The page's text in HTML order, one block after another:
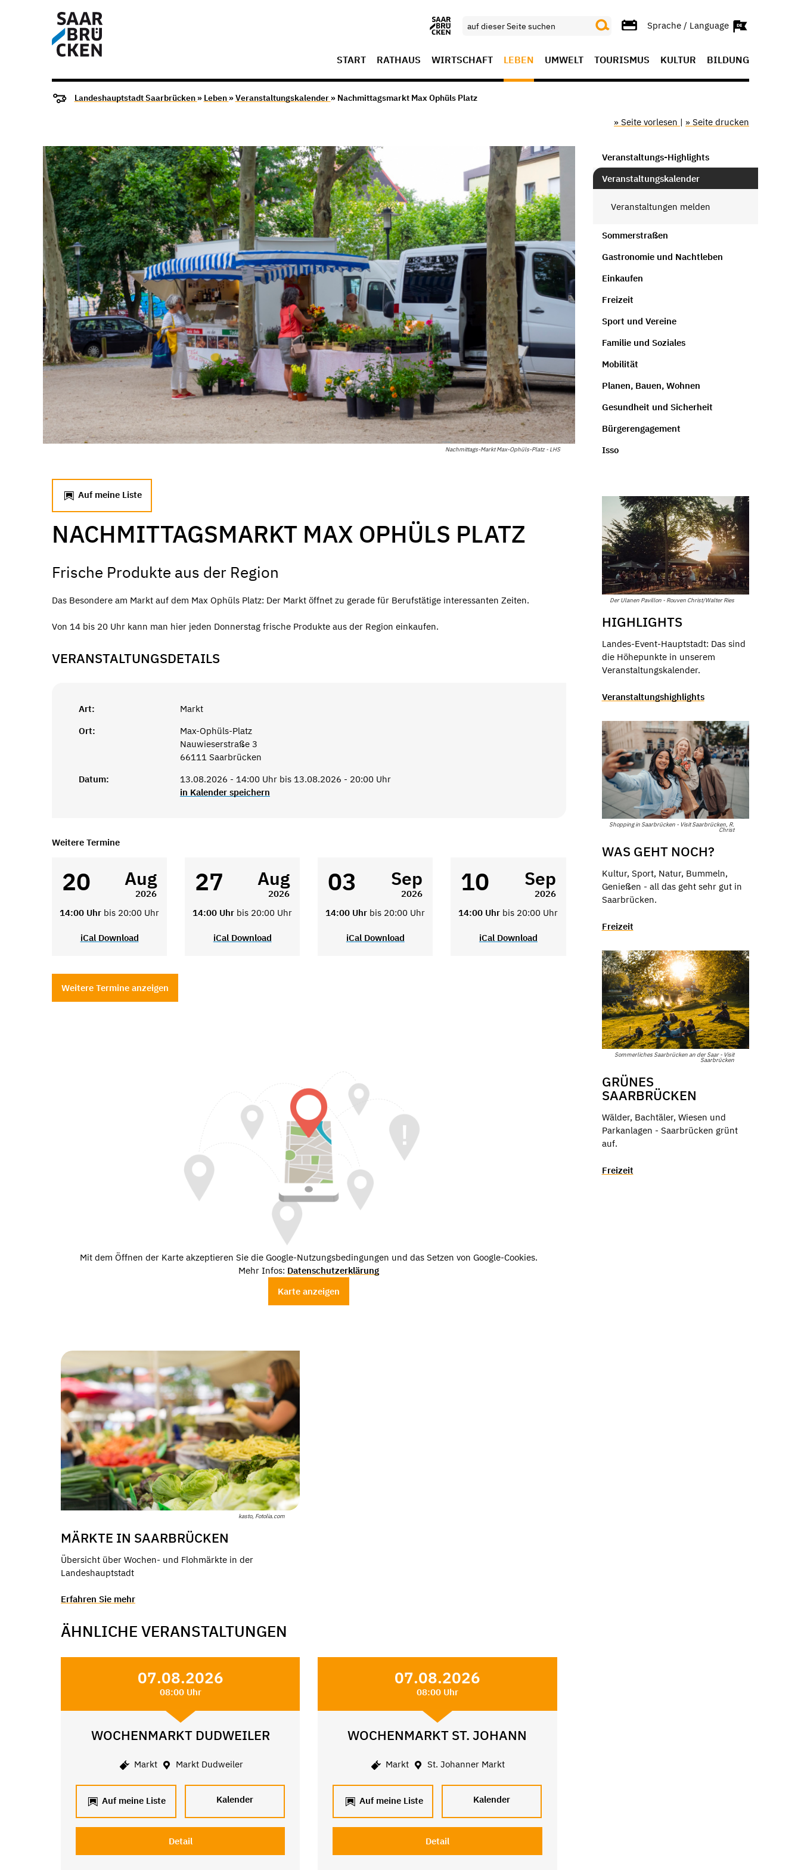
Sprache / Language
START RATHAUS WIRTSCHAFT LEBEN UMWELT TOURISMUS KULTUR BILDUNG
Landeshauptstadt Saarbrücken » Leben »Veranstaltungskalender » Nachmittagsmarkt Max Ophüls Platz
» Seite vorlesen | » Seite drucken
Nachmittags-Markt Max-Ophüls-Platz - LHS
Auf meine Liste
NACHMITTAGSMARKT MAX OPHÜLS PLATZ
Frische Produkte aus der Region
Das Besondere am Markt auf dem Max Ophüls Platz: Der Markt öffnet zu gerade für Berufstätige interessanten Zeiten.
Von 14 bis 20 Uhr kann man hier jeden Donnerstag frische Produkte aus der Region einkaufen.
VERANSTALTUNGSDETAILS
Art:
Markt
Ort:
Max-Ophüls-Platz
Nauwieserstraße 3
66111 Saarbrücken
Datum:
13.08.2026 - 14:00 Uhr bis 13.08.2026 - 20:00 Uhr
in Kalender speichern
Weitere Termine
20 Aug
2026
14:00 Uhr bis 20:00 Uhr
iCal Download
27 Aug
2026
14:00 Uhr bis 20:00 Uhr
iCal Download
03 Sep
2026
14:00 Uhr bis 20:00 Uhr
iCal Download
10 Sep
2026
14:00 Uhr bis 20:00 Uhr
iCal Download
Weitere Termine anzeigen
Mit dem Öffnen der Karte akzeptieren Sie die Google-Nutzungsbedingungen und das Setzen von Google-Cookies.
Mehr Infos: Datenschutzerklärung
Karte anzeigen
kasto, Fotolia.com
MÄRKTE IN SAARBRÜCKEN
Übersicht über Wochen- und Flohmärkte in der
Landeshauptstadt
Erfahren Sie mehr
ÄHNLICHE VERANSTALTUNGEN
07.08.2026
08:00 Uhr
WOCHENMARKT DUDWEILER
Markt Markt Dudweiler
Auf meine Liste Kalender
Detail
07.08.2026
08:00 Uhr
WOCHENMARKT ST. JOHANN
Markt St. Johanner Markt
Auf meine Liste Kalender
Detail
Veranstaltungs-Highlights
Veranstaltungskalender
Veranstaltungen melden
Sommerstraßen
Gastronomie und Nachtleben
Einkaufen
Freizeit
Sport und Vereine
Familie und Soziales
Mobilität
Planen, Bauen, Wohnen
Gesundheit und Sicherheit
Bürgerengagement
Isso
Der Ulanen Pavillon - Rouven Christ/Walter Ries
HIGHLIGHTS
Landes-Event-Hauptstadt: Das sind
die Höhepunkte in unserem
Veranstaltungskalender.
Veranstaltungshighlights
Shopping in Saarbrücken - Visit Saarbrücken, R.
Christ
WAS GEHT NOCH?
Kultur, Sport, Natur, Bummeln,
Genießen - all das geht sehr gut in
Saarbrücken.
Freizeit
Sommerliches Saarbrücken an der Saar - Visit
Saarbrücken
GRÜNES
SAARBRÜCKEN
Wälder, Bachtäler, Wiesen und
Parkanlagen - Saarbrücken grünt
auf.
Freizeit